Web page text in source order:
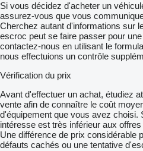
Si vous décidez d'acheter un
assurez-vous que vous
Cherchez autant d'informations sur
escroc peut se faire passer pour
contactez-nous en utilisant le
nous effectuions un contrôle
Vérification du prix
Avant d'effectuer un achat, étudiez
vente afin de connaître le coût
d'équipement que vous avez choisi.
intéresse est très inférieur aux
Une différence de prix considérable
défauts cachés ou une tentative